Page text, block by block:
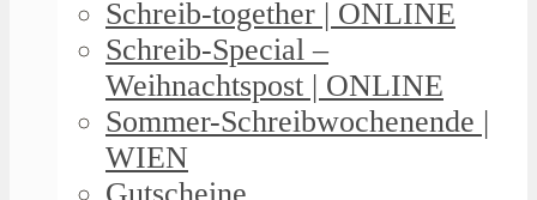
Schreib-together | ONLINE
Schreib-Special –
Weihnachtspost | ONLINE
Sommer-Schreibwochenende |
WIEN